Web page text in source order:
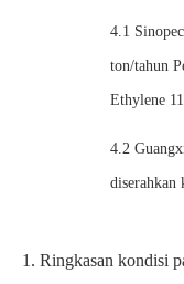
4.1 Sinopec
ton/tahun
Ethylene 11
4.2
diserahkan
1. Ringkasan kondisi